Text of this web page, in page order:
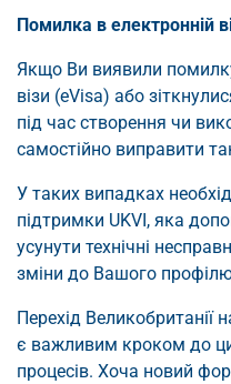
Помилка в електронній
Якщо Ви виявили
візи (eVisa) або
під час створення чи
самостійно виправити
У таких випадках
підтримки UKVI, яка
усунути технічні
зміни до Вашого профілю
Перехід Великобританії
є важливим кроком до
процесів. Хоча новий